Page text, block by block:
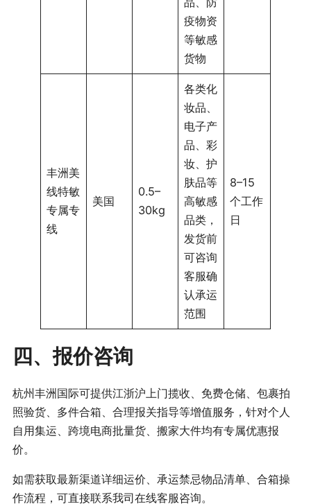
疫物资
等敏感
货物
丰洲美
线特敏
专属专
线
美国
0.5–
30kg
各类化
妆品、
电子产
品、彩
妆、护
肤品等
高敏感
品类，
发货前
可咨询
客服确
认承运
范围
8–15
个工作
日
四、报价咨询
杭州丰洲国际可提供江浙沪上门揽收、免费仓储、包裹拍
照验货、多件合箱、合理报关指导等增值服务，针对个人
自用集运、跨境电商批量货、搬家大件均有专属优惠报
价。
如需获取最新渠道详细运价、承运禁忌物品清单、合箱操
作流程，可直接联系我司在线客服咨询。